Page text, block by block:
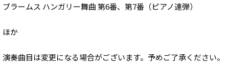
ブラームス ハンガリー舞曲 第6番、第7番（ピアノ連弾）
ほか
演奏曲目は変更になる場合がございます。予めご了承ください。